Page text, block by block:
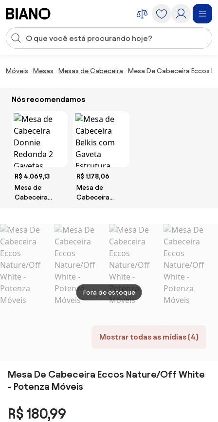
Entrada de pesquisa
Móveis Mesas Mesas de Cabeceira Mesa De Cabeceira Eccos
Nós recomendamos
R$ 4.069,13
Mesa de
Cabeceira
Gavetas
Fosca Base Aço
Carbono
Pintura
Metalizada
R$ 1.178,06
Mesa de
Cabeceira
Estrutura
Eucalipto
Mostrar todas as mídias (4)
Fora de estoque
Mesa De Cabeceira Eccos Nature/Off White
- Potenza Móveis
R$ 180,99